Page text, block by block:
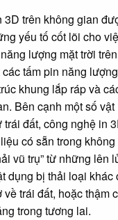
3D trên không gian
yếu tố cốt lõi cho
lượng mặt trời
tấm pin năng
khung lắp ráp và
Bên cạnh một số vật
trái đất, công nghệ in
có sẵn trong
vũ trụ” từ những lên
dụng bị thải loại khác
về trái đất, hoặc thậm
trong tương lai.